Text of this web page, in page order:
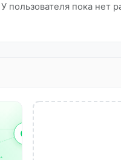
У пользователя пока нет